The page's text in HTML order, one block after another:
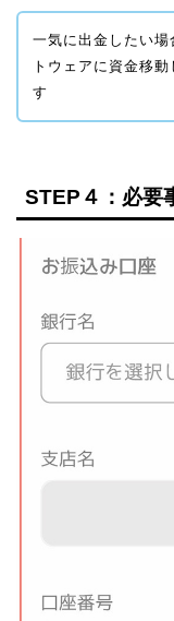
一気に出金したい
トウェアに資金移
す
STEP４：必要